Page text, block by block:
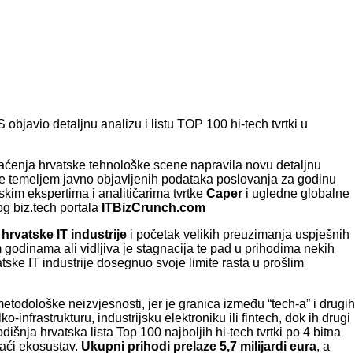
detaljnu analizu i listu TOP 100 hi-tech tvrtki u
hrvatske tehnološke scene napravila novu detaljnu
javno objavljenih podataka poslovanja za godinu
ekspertima i analitičarima tvrtke Caper i ugledne globalne
biz.tech portala ITBizCrunch.com
IT industrije i početak velikih preuzimanja uspješnih
ali vidljiva je stagnacija te pad u prihodima nekih
IT industrije dosegnuo svoje limite rasta u prošlim
neizvjesnosti, jer je granica između “tech-a” i drugih
infrastrukturu, industrijsku elektroniku ili fintech, dok ih drugi
hrvatska lista Top 100 najboljih hi-tech tvrtki po 4 bitna
ekosustav. Ukupni prihodi prelaze 5,7 milijardi eura, a